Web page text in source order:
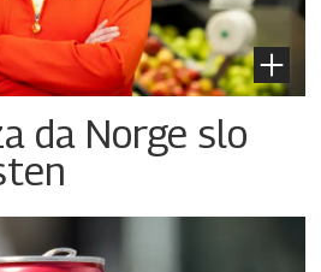
da Norge slo